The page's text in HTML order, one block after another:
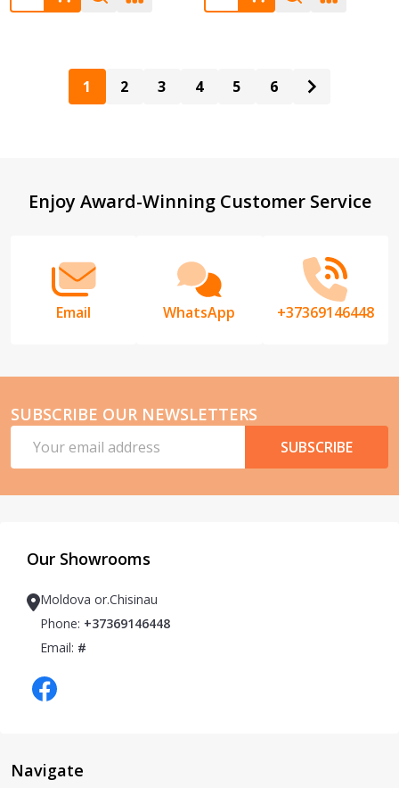
1 2 3 4 5 6
Footer
Enjoy Award-Winning Customer Service
Email WhatsApp +37369146448
SUBSCRIBE OUR NEWSLETTERS
Address
SUBSCRIBE
Our Showrooms
Moldova or.Chisinau
Phone: +37369146448
Email: #
Navigate